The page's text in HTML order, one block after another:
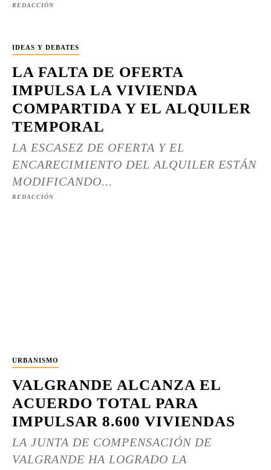
REDACCIÓN
IDEAS Y DEBATES
LA FALTA DE OFERTA
IMPULSA LA VIVIENDA
COMPARTIDA Y EL ALQUILER
TEMPORAL
LA ESCASEZ DE OFERTA Y EL
ENCARECIMIENTO DEL ALQUILER ESTÁN
MODIFICANDO...
REDACCIÓN
URBANISMO
VALGRANDE ALCANZA EL
ACUERDO TOTAL PARA
IMPULSAR 8.600 VIVIENDAS
LA JUNTA DE COMPENSACIÓN DE
VALGRANDE HA LOGRADO LA